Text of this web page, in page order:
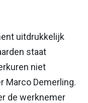
uitdrukkelijk
staat
niet
Marco Demerling.
de werknemer